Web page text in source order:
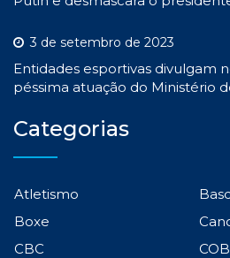
3 de setembro de 2023
Entidades esportivas divulgam
péssima atuação do Ministério
Categorias
Atletismo
Boxe
CBC
COB